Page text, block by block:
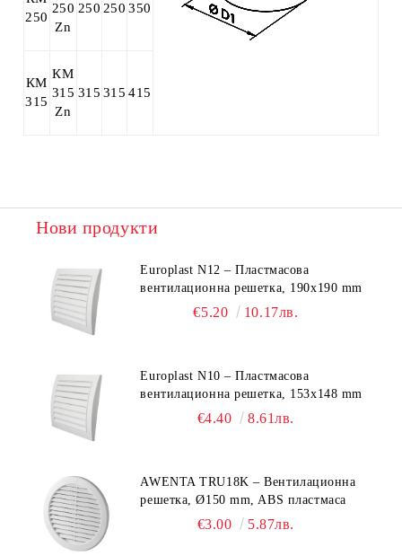
250
250
Zn
250 250 350
КМ
315
КМ
315
Zn
315 315 415
Нови продукти
Europlast N12 – Пластмасова
вентилационна решетка, 190x190 mm
€5.20 10.17лв.
Europlast N10 – Пластмасова
вентилационна решетка, 153x148 mm
€4.40 8.61лв.
AWENTA TRU18K – Вентилационна
решетка, Ø150 mm, ABS пластмаса
€3.00 5.87лв.